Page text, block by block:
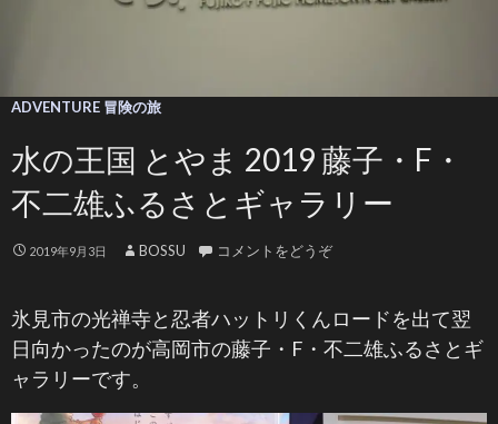
ADVENTURE 冒険の旅
水の王国 とやま 2019 藤子・F・
不二雄ふるさとギャラリー
2019年9月3日 BOSSU コメントをどうぞ
氷見市の光禅寺と忍者ハットリくんロードを出て翌
日向かったのが高岡市の藤子・F・不二雄ふるさとギ
ャラリーです。